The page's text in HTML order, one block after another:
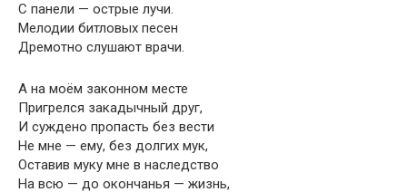
С панели — острые лучи.
Мелодии битловых песен
Дремотно слушают врачи.
А на моём законном месте
Пригрелся закадычный друг,
И суждено пропасть без вести
Не мне — ему, без долгих мук,
Оставив муку мне в наследство
На всю — до окончанья — жизнь,